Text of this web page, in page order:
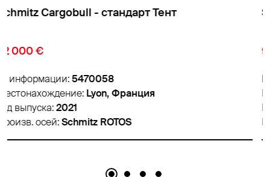
Schmitz Cargobull - стандарт Тент
9 850 €
№ информации:5474007
Местонахождение:Lyon, Франция
Год выпуска:2016
Произв. осей:Schmitz ROTOS